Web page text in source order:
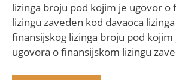
lizinga broju pod kojim je ugovor o
lizingu zaveden kod davaoca
finansijskog lizinga broju pod kojim
ugovora o finansijskom lizingu